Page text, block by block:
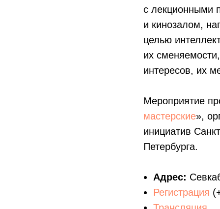
с лекционными
и кинозалом,
целью
их
интересов, их
Мероприятие
мастерские»,
инициатив
Петербурга.
Адрес:
Регистрация